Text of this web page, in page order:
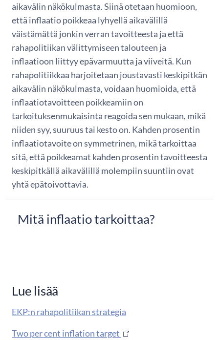
aikavälin näkökulmasta. Siinä otetaan huomioon,
että inflaatio poikkeaa lyhyellä aikavälillä
väistämättä jonkin verran tavoitteesta ja että
rahapolitiikan välittymiseen talouteen ja
inflaatioon liittyy epävarmuutta ja viiveitä. Kun
rahapolitiikkaa harjoitetaan joustavasti keskipitkän
aikavälin näkökulmasta, voidaan huomioida, että
inflaatiotavoitteen poikkeamiin on
tarkoituksenmukaisinta reagoida sen mukaan, mikä
niiden syy, suuruus tai kesto on. Kahden prosentin
inflaatiotavoite on symmetrinen, mikä tarkoittaa
sitä, että poikkeamat kahden prosentin tavoitteesta
keskipitkällä aikavälillä molempiin suuntiin ovat
yhtä epätoivottavia.
Mitä inflaatio tarkoittaa?
Lue lisää
EKP:n rahapolitiikan strategia
Two per cent inflation target